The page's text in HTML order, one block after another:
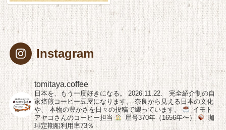
Instagram
tomitaya.coffee
日本を、もう一度好きになる。2026.11.22、
完全紹介制の自
家焙煎コーヒー豆屋になります。奈良から見える日本の文化
や、
本物の豊かさを日々の投稿で綴っています。
イモト
アヤコさんのコーヒー担当
屋号370年（1656年〜）
珈
琲定期船利用率73％